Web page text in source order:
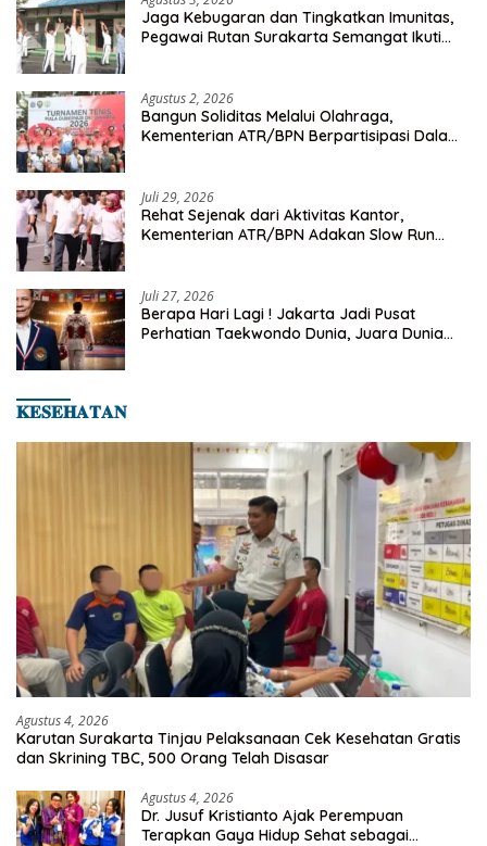
Jaga Kebugaran dan Tingkatkan Imunitas,
Pegawai Rutan Surakarta Semangat Ikuti
Agustus 2, 2026
Bangun Soliditas Melalui Olahraga,
Kementerian ATR/BPN Berpartisipasi Dalam
Juli 29, 2026
Rehat Sejenak dari Aktivitas Kantor,
Kementerian ATR/BPN Adakan Slow Run
Juli 27, 2026
Berapa Hari Lagi ! Jakarta Jadi Pusat
Perhatian Taekwondo Dunia, Juara Dunia
𝐊𝐄𝐒𝐄𝐇𝐀𝐓𝐀𝐍
Agustus 4, 2026
Karutan Surakarta Tinjau Pelaksanaan Cek Kesehatan Gratis
dan Skrining TBC, 500 Orang Telah Disasar
Agustus 4, 2026
Dr. Jusuf Kristianto Ajak Perempuan
Terapkan Gaya Hidup Sehat sebagai